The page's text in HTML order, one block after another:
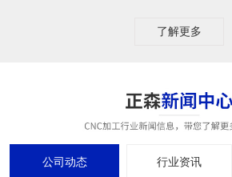
了解更多
公司动态 行业资讯